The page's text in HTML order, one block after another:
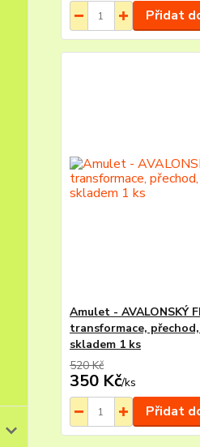
Přidat
Amulet - AVALONSKÝ
transformace,
skladem 1 ks
520 Kč
350 Kč/ks
Přidat